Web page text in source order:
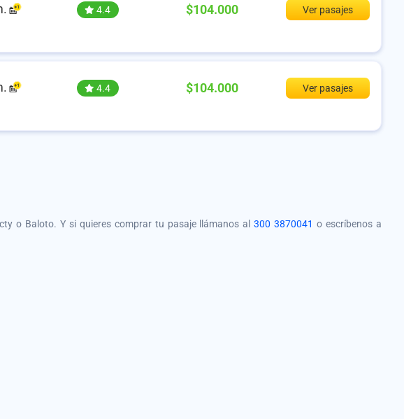
4.4 $104.000 Ver pasajes
4.4 $104.000 Ver pasajes
o Baloto. Y si quieres comprar tu pasaje llámanos al300 3870041 o escríbenos a